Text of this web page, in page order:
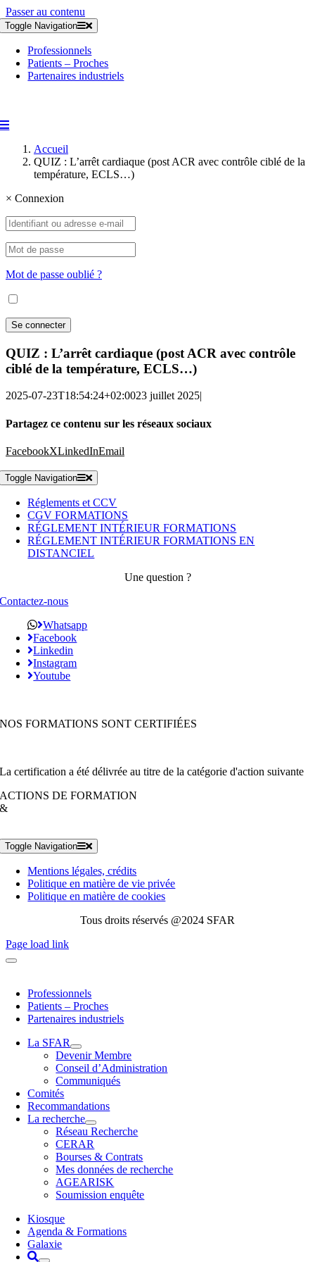
Passer au contenu
Toggle Navigation
Professionnels
Patients – Proches
Partenaires industriels
Accueil
QUIZ : L’arrêt cardiaque (post ACR avec contrôle ciblé de la
température, ECLS…)
× Connexion
Mot de passe oublié ?
QUIZ : L’arrêt cardiaque (post ACR avec contrôle
ciblé de la température, ECLS…)
2025-07-23T18:54:24+02:0023 juillet 2025|
Partagez ce contenu sur les réseaux sociaux
FacebookXLinkedInEmail
Toggle Navigation
Réglements et CCV
CGV FORMATIONS
RÉGLEMENT INTÉRIEUR FORMATIONS
RÉGLEMENT INTÉRIEUR FORMATIONS EN
DISTANCIEL
Une question ?
Contactez-nous
Whatsapp
Facebook
Linkedin
Instagram
Youtube
NOS FORMATIONS SONT CERTIFIÉES
La certification a été délivrée au titre de la catégorie d'action suivante
ACTIONS DE FORMATION
&
Toggle Navigation
Mentions légales, crédits
Politique en matière de vie privée
Politique en matière de cookies
Tous droits réservés @2024 SFAR
Page load link
Professionnels
Patients – Proches
Partenaires industriels
La SFAR
Devenir Membre
Conseil d’Administration
Communiqués
Comités
Recommandations
La recherche
Réseau Recherche
CERAR
Bourses & Contrats
Mes données de recherche
AGEARISK
Soumission enquête
Kiosque
Agenda & Formations
Galaxie